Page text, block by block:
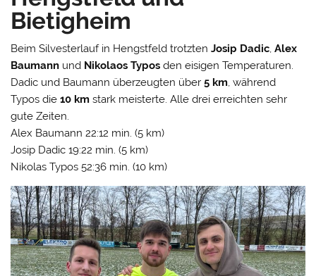
Bietigheim
Beim Silvesterlauf in Hengstfeld trotztenJosip Dadic,Alex
Baumann und Nikolaos Typos den eisigen Temperaturen.
Dadic und Baumann überzeugten über5 km, während
Typos die10 km stark meisterte. Alle drei erreichten sehr
gute Zeiten.
Alex Baumann 22:12 min. (5 km)
Josip Dadic 19:22 min. (5 km)
Nikolas Typos 52:36 min. (10 km)